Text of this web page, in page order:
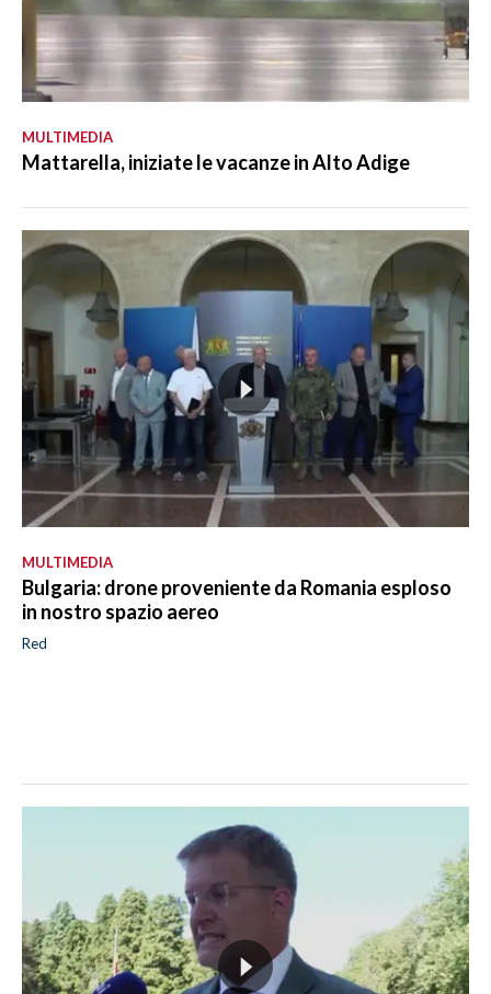
MULTIMEDIA
Mattarella, iniziate le vacanze in Alto Adige
MULTIMEDIA
Bulgaria: drone proveniente da Romania esploso
in nostro spazio aereo
Red